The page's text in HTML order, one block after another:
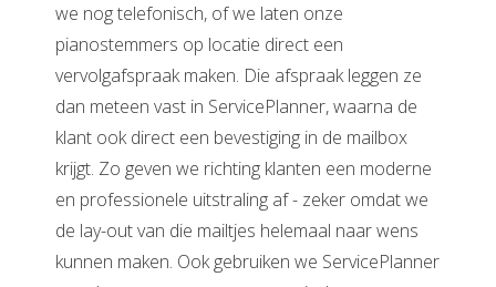
we nog telefonisch, of we laten onze
pianostemmers op locatie direct een
vervolgafspraak maken. Die afspraak leggen ze
dan meteen vast in ServicePlanner, waarna de
klant ook direct een bevestiging in de mailbox
krijgt. Zo geven we richting klanten een moderne
en professionele uitstraling af - zeker omdat we
de lay-out van die mailtjes helemaal naar wens
kunnen maken. Ook gebruiken we ServicePlanner